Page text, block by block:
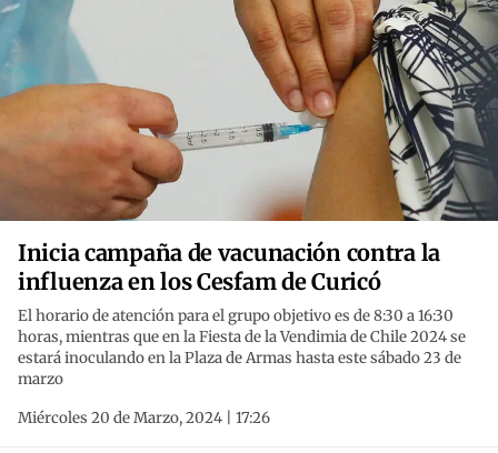
Inicia campaña de vacunación contra la
influenza en los Cesfam de Curicó
El horario de atención para el grupo objetivo es de 8:30 a 16:30
horas, mientras que en la Fiesta de la Vendimia de Chile 2024 se
estará inoculando en la Plaza de Armas hasta este sábado 23 de
marzo
Miércoles 20 de Marzo, 2024 | 17:26